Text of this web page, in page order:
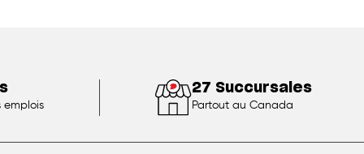
emplois
27 Succursales
Partout au Canada